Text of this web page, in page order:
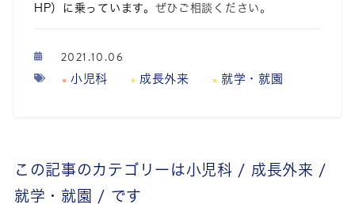
HP）に乗っています。 ぜひご相談ください。
2021.10.06
小児科 成長外来 就学・就園
この記事のカテゴリーは小児科 / 成長外来 /
就学・就園 / です